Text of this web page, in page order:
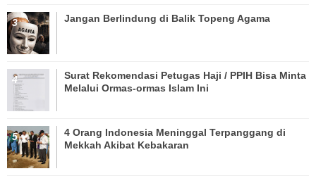
Jangan Berlindung di Balik Topeng Agama
Surat Rekomendasi Petugas Haji / PPIH Bisa Minta
Melalui Ormas-ormas Islam Ini
4 Orang Indonesia Meninggal Terpanggang di
Mekkah Akibat Kebakaran